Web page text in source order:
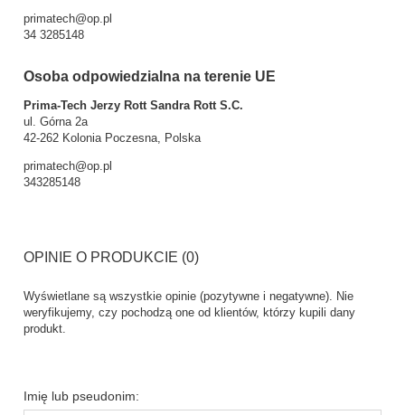
primatech@op.pl
34 3285148
Osoba odpowiedzialna na terenie UE
Prima-Tech Jerzy Rott Sandra Rott S.C.
ul. Górna 2a
42-262 Kolonia Poczesna, Polska
primatech@op.pl
343285148
OPINIE O PRODUKCIE (0)
Wyświetlane są wszystkie opinie (pozytywne i negatywne). Nie
weryfikujemy, czy pochodzą one od klientów, którzy kupili dany
produkt.
Imię lub pseudonim: